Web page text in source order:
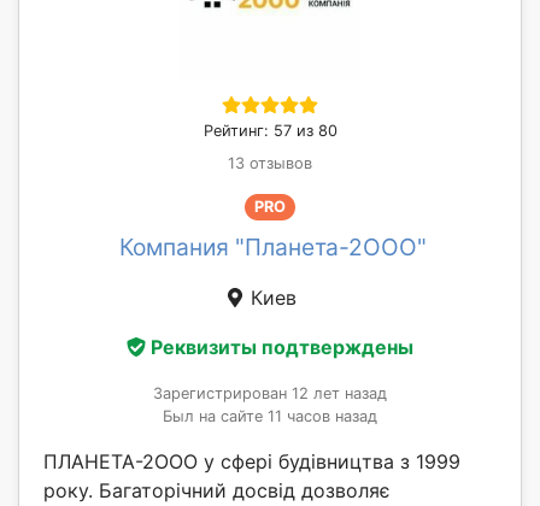
Рейтинг: 57 из 80
13 отзывов
PRO
Компания "Планета-2ООО"
Киев
Реквизиты подтверждены
Зарегистрирован 12 лет назад
Был на сайте 11 часов назад
ПЛАНЕТА-2ООО у сфері будівництва з 1999
року. Багаторічний досвід дозволяє